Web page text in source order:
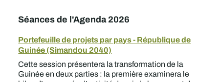
Séances de l'Agenda 2026
Portefeuille de projets par pays - République de
Guinée (Simandou 2040)
Cette session présentera la transformation de la
Guinée en deux parties : la première examinera le